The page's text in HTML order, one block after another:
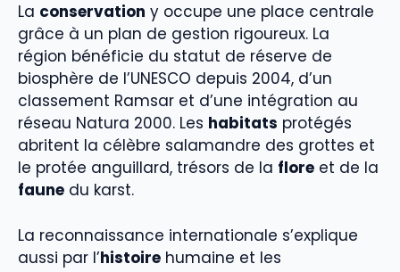
La conservation y occupe une place centrale
grâce à un plan de gestion rigoureux. La
région bénéficie du statut de réserve de
biosphère de l’UNESCO depuis 2004, d’un
classement Ramsar et d’une intégration au
réseau Natura 2000. Les habitats protégés
abritent la célèbre salamandre des grottes et
le protée anguillard, trésors de la flore et de la
faune du karst.
La reconnaissance internationale s’explique
aussi par l’histoire humaine et les